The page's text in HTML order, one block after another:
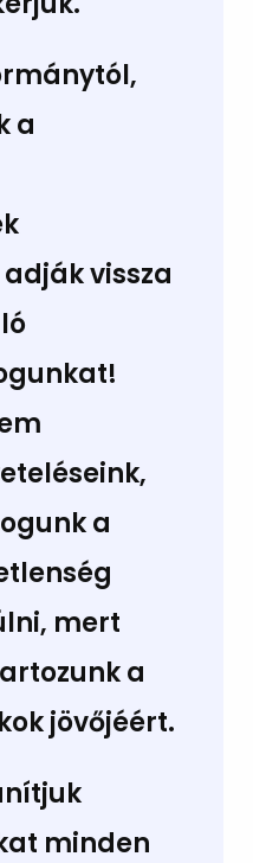
a
vissza
a
mert
a
jövőjéért.
minden